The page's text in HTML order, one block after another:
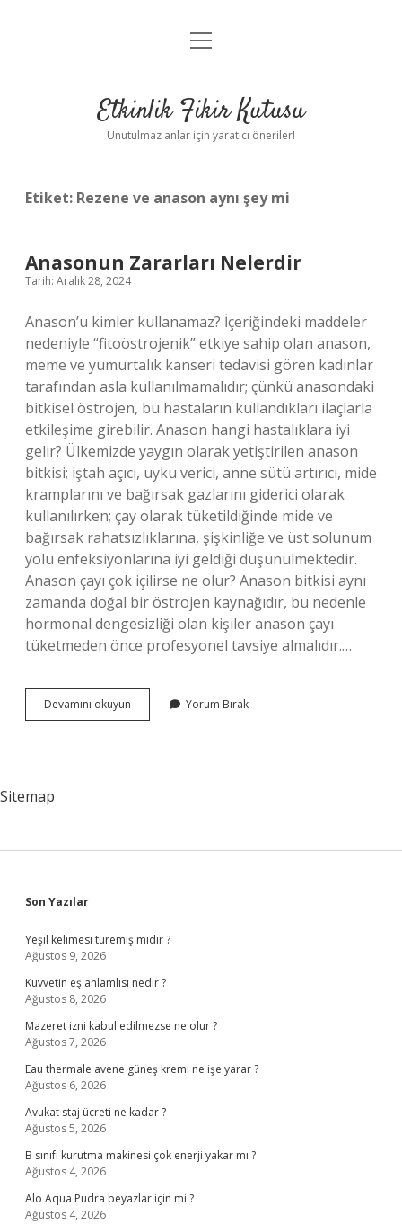
Anasayfa
Yasal Uyarı
menüyü
Etkinlik Fikir Kutusu
Unutulmaz anlar için yaratıcı öneriler!
Etiket: Rezene ve anason aynı şey mi
Anasonun Zararları Nelerdir
Tarih: Aralık 28, 2024
Anason’u kimler kullanamaz? İçeriğindeki maddeler
nedeniyle “fitoöstrojenik” etkiye sahip olan anason,
meme ve yumurtalık kanseri tedavisi gören kadınlar
tarafından asla kullanılmamalıdır; çünkü anasondaki
bitkisel östrojen, bu hastaların kullandıkları ilaçlarla
etkileşime girebilir. Anason hangi hastalıklara iyi
gelir? Ülkemizde yaygın olarak yetiştirilen anason
bitkisi; iştah açıcı, uyku verici, anne sütü artırıcı, mide
kramplarını ve bağırsak gazlarını giderici olarak
kullanılırken; çay olarak tüketildiğinde mide ve
bağırsak rahatsızlıklarına, şişkinliğe ve üst solunum
yolu enfeksiyonlarına iyi geldiği düşünülmektedir.
Anason çayı çok içilirse ne olur? Anason bitkisi aynı
zamanda doğal bir östrojen kaynağıdır, bu nedenle
hormonal dengesizliği olan kişiler anason çayı
tüketmeden önce profesyonel tavsiye almalıdır.…
Devamını okuyun Anasonun
Zararları
Yorum Bırak
Sitemap
Sidebar
Son Yazılar
Yeşil kelimesi türemiş midir ?
Ağustos 9, 2026
Kuvvetin eş anlamlısı nedir ?
Ağustos 8, 2026
Mazeret izni kabul edilmezse ne olur ?
Ağustos 7, 2026
Eau thermale avene güneş kremi ne işe yarar ?
Ağustos 6, 2026
Avukat staj ücreti ne kadar ?
Ağustos 5, 2026
B sınıfı kurutma makinesi çok enerji yakar mı ?
Ağustos 4, 2026
Alo Aqua Pudra beyazlar için mi ?
Ağustos 4, 2026